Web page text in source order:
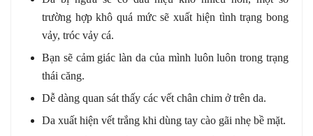
trường hợp khô quá mức sẽ xuất hiện tình trạng bong
vảy, tróc vảy cá.
Bạn sẽ cảm giác làn da của mình luôn luôn trong trạng
thái căng.
Dễ dàng quan sát thấy các vết chân chim ở trên da.
Da xuất hiện vết trắng khi dùng tay cào gãi nhẹ bề mặt.